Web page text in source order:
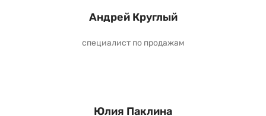
Андрей Круглый
специалист по продажам
Юлия Паклина